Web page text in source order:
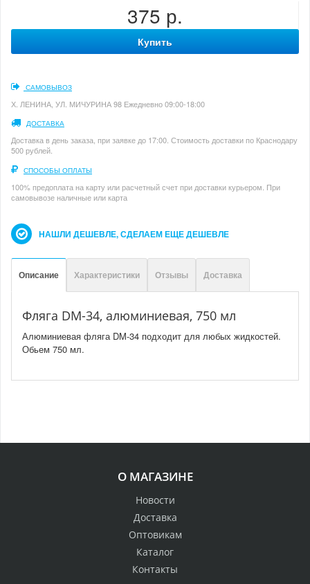
375 р.
Купить
САМОВЫВОЗ
Х. ЛЕНИНА, УЛ. МИЧУРИНА 98 Ежедневно 09:00-18:00
ДОСТАВКА
Доставка в день заказа, при заявке до 17:00. Стоимость доставки по Краснодару
500 рублей.
СПОСОБЫ ОПЛАТЫ
100% предоплата на карту или расчетный счет при доставки курьером. При
самовывозе наличные или карта
НАШЛИ ДЕШЕВЛЕ, СДЕЛАЕМ ЕЩЕ ДЕШЕВЛЕ
Описание Характеристики Отзывы Доставка
Фляга DM-34, алюминиевая, 750 мл
Алюминиевая фляга DM-34 подходит для любых жидкостей.
Обьем 750 мл.
О МАГАЗИНЕ
Новости
Доставка
Оптовикам
Каталог
Контакты